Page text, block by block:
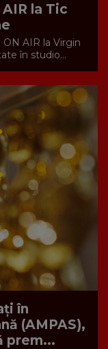
la Tic
AIR la Virgin
în studio...
în
(AMPAS),
prem...